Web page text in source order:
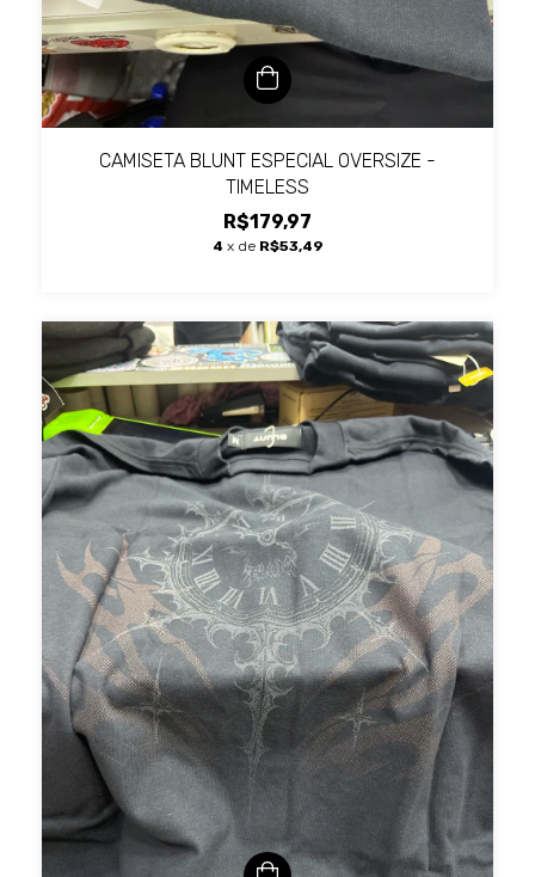
CAMISETA BLUNT ESPECIAL OVERSIZE -
TIMELESS
R$179,97
4 x de R$53,49